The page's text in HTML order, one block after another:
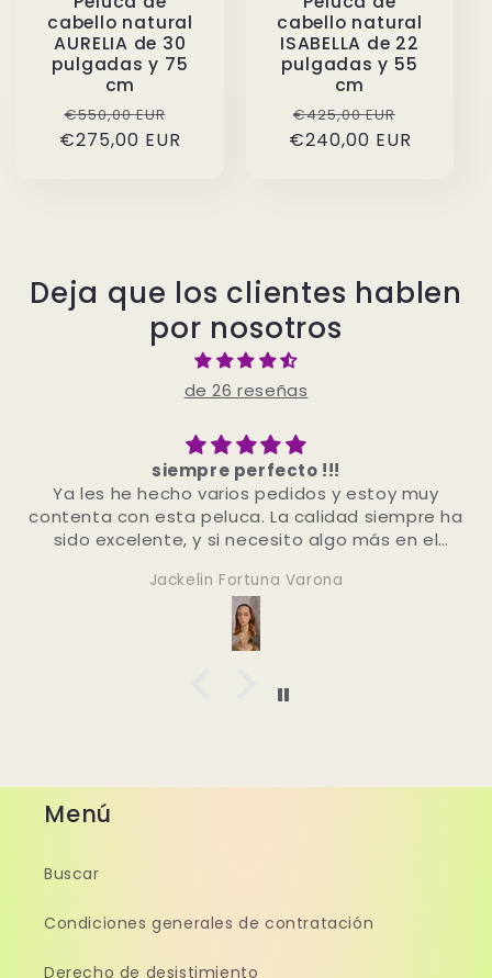
cabello natural
AURELIA de 30
pulgadas y 75
cm
Precio
habitual
€550,00 EURPrecio
de
€275,00 EUR
cabello natural
ISABELLA de 22
pulgadas y 55
cm
Precio
habitual
€425,00 EUR
de
€240,00 EUR
Deja que los clientes hablen
por nosotros
de 26 reseñas
Mega schöne Haare würde sie immer wieder
bestellen 👍🏼
Dominique
Menú
Buscar
Condiciones generales de contratación
Derecho de desistimiento